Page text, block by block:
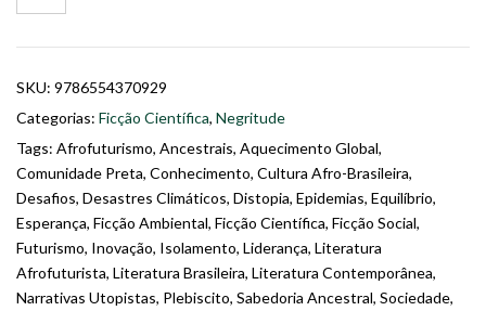
SKU: 9786554370929
Categorias: Ficção Científica, Negritude
Tags: Afrofuturismo, Ancestrais, Aquecimento Global,
Comunidade Preta, Conhecimento, Cultura Afro-Brasileira,
Desafios, Desastres Climáticos, Distopia, Epidemias, Equilíbrio,
Esperança, Ficção Ambiental, Ficção Científica, Ficção Social,
Futurismo, Inovação, Isolamento, Liderança, Literatura
Afrofuturista, Literatura Brasileira, Literatura Contemporânea,
Narrativas Utopistas, Plebiscito, Sabedoria Ancestral, Sociedade,